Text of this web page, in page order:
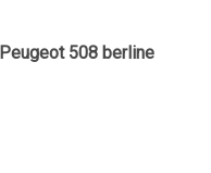
Peugeot 508 berline